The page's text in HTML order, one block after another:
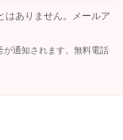
ン
し
ーター
し
し
はありません。メールア
通知されます。無料電話